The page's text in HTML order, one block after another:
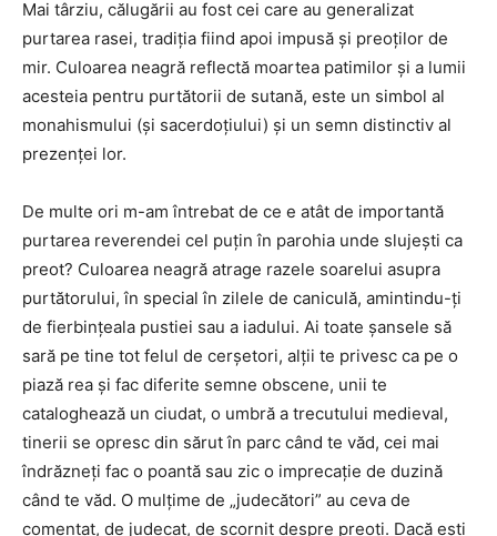
Mai târziu, călugării au fost cei care au generalizat
purtarea rasei, tradiţia fiind apoi impusă şi preoţilor de
mir. Culoarea neagră reflectă moartea patimilor şi a lumii
acesteia pentru purtătorii de sutană, este un simbol al
monahismului (şi sacerdoţiului) şi un semn distinctiv al
prezenţei lor.
De multe ori m-am întrebat de ce e atât de importantă
purtarea reverendei cel puţin în parohia unde slujeşti ca
preot? Culoarea neagră atrage razele soarelui asupra
purtătorului, în special în zilele de caniculă, amintindu-ţi
de fierbinţeala pustiei sau a iadului. Ai toate şansele să
sară pe tine tot felul de cerşetori, alţii te privesc ca pe o
piază rea şi fac diferite semne obscene, unii te
cataloghează un ciudat, o umbră a trecutului medieval,
tinerii se opresc din sărut în parc când te văd, cei mai
îndrăzneţi fac o poantă sau zic o imprecaţie de duzină
când te văd. O mulţime de „judecători” au ceva de
comentat, de judecat, de scornit despre preoţi. Dacă eşti